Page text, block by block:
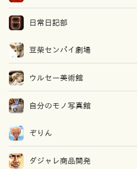
日常日記部
豆柴センパイ劇場
ウルセー美術館
自分のモノ写真館
ぞりん
ダジャレ商品開発